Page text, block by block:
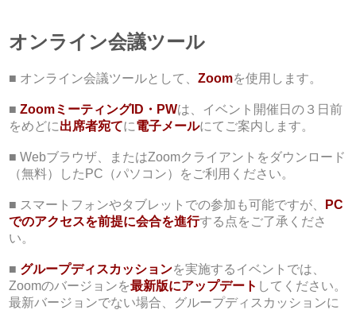
オンライン会議ツール
■ オンライン会議ツールとして、Zoomを使用します。
■ZoomミーティングID・PWは、イベント開催日の３日前
をめどに出席者宛てに電子メールにてご案内します。
■ Webブラウザ、またはZoomクライアントをダウンロード
（無料）したPC（パソコン）をご利用ください。​
■ スマートフォンやタブレットでの参加も可能ですが、
PC
でのアクセスを前提に会合を進行する点をご了承くださ
い。
■ グループディスカッションを実施するイベントでは、
Zoomのバージョンを最新版にアップデート してください。
最新バージョンでない場合、グループディスカッションに